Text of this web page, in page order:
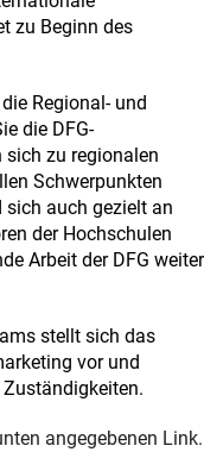
zu Beginn des
Regional- und
die DFG-
sich zu regionalen
Schwerpunkten
sich auch gezielt an
der Hochschulen
Arbeit der DFG weiter
stellt sich das
vor und
angegebenen Link.